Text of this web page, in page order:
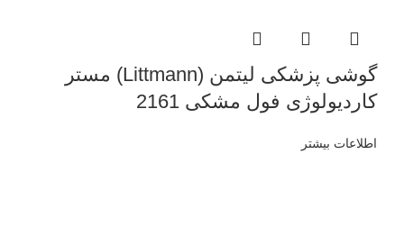
گوشی پزشکی لیتمن (Littmann) مستر
کاردیولوژی فول مشکی 2161
اطلاعات بیشتر